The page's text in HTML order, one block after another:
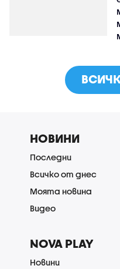
НОВИНИ
Последни
Всичко от днес
Моята новина
Видео
NOVA PLAY
Новини